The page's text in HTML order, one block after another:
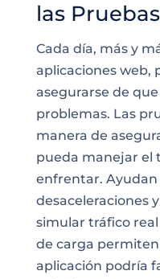
las
Cada día, más y
aplicaciones web,
asegurarse de
problemas. Las
manera de
pueda manejar el
enfrentar. Ayudan
desaceleraciones
simular tráfico
de carga
aplicación podría